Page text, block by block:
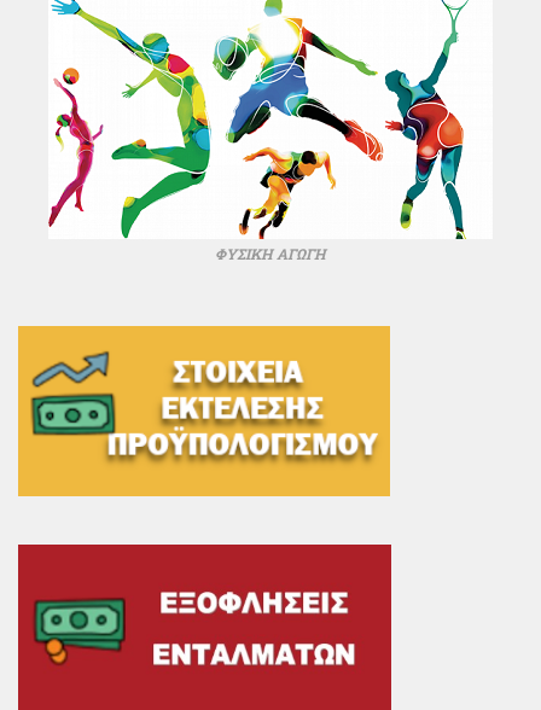
ΦΥΣΙΚΗ ΑΓΩΓΗ